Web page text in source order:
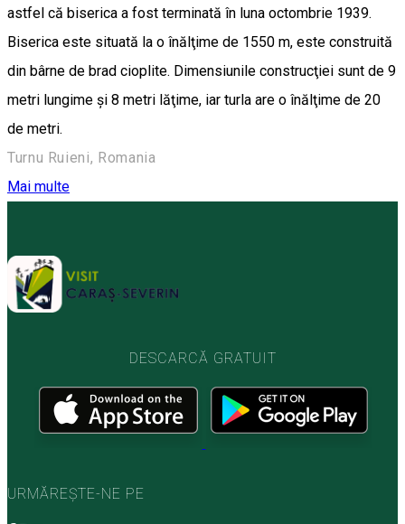
astfel că biserica a fost terminată în luna octombrie 1939.
Biserica este situată la o înălţime de 1550 m, este construită
din bârne de brad cioplite. Dimensiunile construcţiei sunt de 9
metri lungime şi 8 metri lăţime, iar turla are o înălţime de 20
de metri.
Turnu Ruieni, Romania
Mai multe
DESCARCĂ GRATUIT
URMĂREȘTE-NE PE